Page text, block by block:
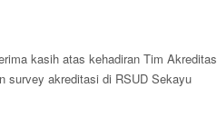
kasih atas kehadiran Tim
survey akreditasi di RSUD Sekayu